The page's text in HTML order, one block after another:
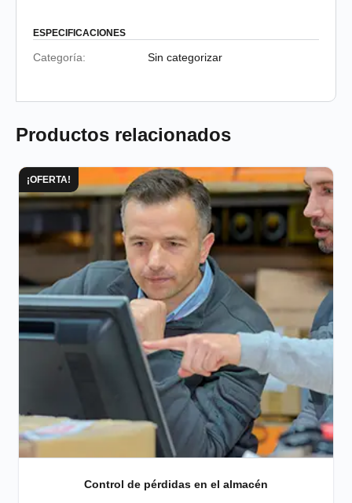
ESPECIFICACIONES
Categoría: Sin categorizar
Productos relacionados
¡OFERTA!
Control de pérdidas en el almacén